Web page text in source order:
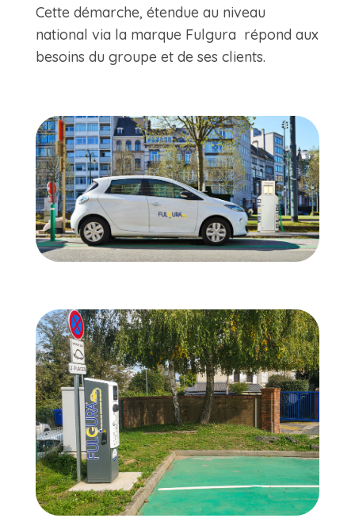
Cette démarche, étendue au niveau
national via la marque Fulgura répond aux
besoins du groupe et de ses clients.